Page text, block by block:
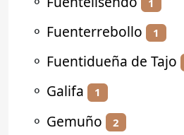
⚬ Fuenterrebollo 1
⚬ Fuentidueña de Tajo
⚬ Galifa 1
⚬ Gemuño 2